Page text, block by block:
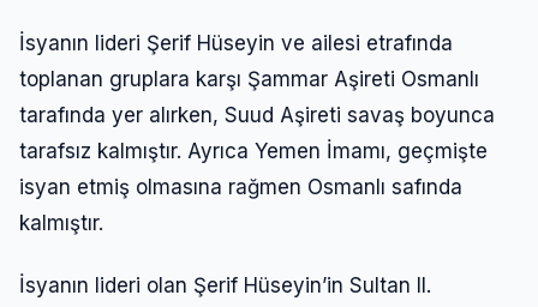
İsyanın lideri Şerif Hüseyin ve ailesi etrafında
toplanan gruplara karşı Şammar Aşireti Osmanlı
tarafında yer alırken, Suud Aşireti savaş boyunca
tarafsız kalmıştır. Ayrıca Yemen İmamı, geçmişte
isyan etmiş olmasına rağmen Osmanlı safında
kalmıştır.
İsyanın lideri olan Şerif Hüseyin’in Sultan II.